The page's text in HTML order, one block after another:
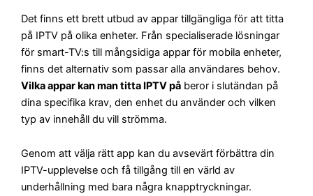
Det finns ett brett utbud av appar tillgängliga för att titta
på IPTV på olika enheter. Från specialiserade lösningar
för smart-TV:s till mångsidiga appar för mobila enheter,
finns det alternativ som passar alla användares behov.
Vilka appar kan man titta IPTV på beror i slutändan på
dina specifika krav, den enhet du använder och vilken
typ av innehåll du vill strömma.
Genom att välja rätt app kan du avsevärt förbättra din
IPTV-upplevelse och få tillgång till en värld av
underhållning med bara några knapptryckningar.